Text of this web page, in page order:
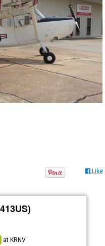
Like
atKRNV